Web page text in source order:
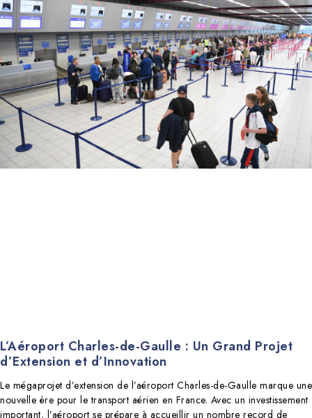
L’Aéroport Charles-de-Gaulle : Un Grand Projet
d’Extension et d’Innovation
Le mégaprojet d’extension de l’aéroport Charles-de-Gaulle marque une
nouvelle ère pour le transport aérien en France. Avec un investissement
important, l’aéroport se prépare à accueillir un nombre record de